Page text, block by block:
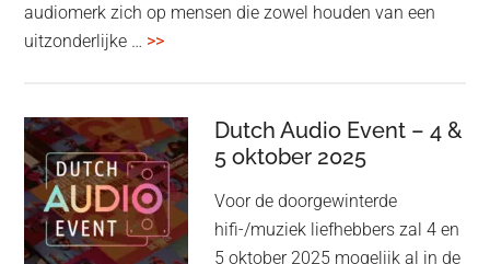
audiomerk zich op mensen die zowel houden van een
uitzonderlijke … >>overBang
kondigt
Beo
Grace
aan:
high-
Dutch Audio Event – 4 &
5 oktober 2025
Voor de doorgewinterde
hifi-/muziek liefhebbers zal 4 en
5 oktober 2025 mogelijk al in de